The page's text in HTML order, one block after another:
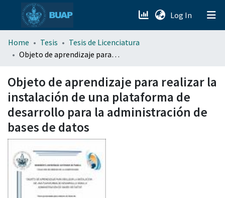
Log In (current)
menu.section.about_menu
Home Tesis
Tesis de Licenciatura
Objeto de aprendizaje para realizar la instalación de una plataforma de desarrollo para la administración de bases de datos
Objeto de aprendizaje para realizar la
instalación de una plataforma de
desarrollo para la administración de
bases de datos